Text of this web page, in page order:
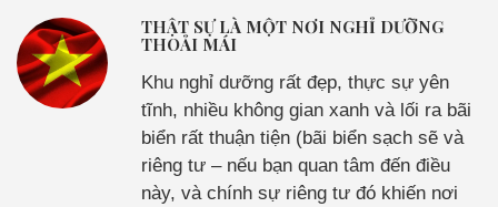
THẬT SỰ LÀ MỘT NƠI NGHỈ DƯỠNG
THOẢI MÁI
Khu nghỉ dưỡng rất đẹp, thực sự yên
tĩnh, nhiều không gian xanh và lối ra bãi
biển rất thuận tiện (bãi biển sạch sẽ và
riêng tư – nếu bạn quan tâm đến điều
này, và chính sự riêng tư đó khiến nơi